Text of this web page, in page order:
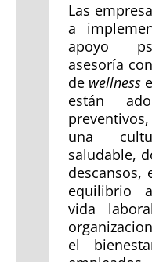
Las
a
apoyo
asesoría
de wellness
están
una
saludable,
equilibrio
vida
el